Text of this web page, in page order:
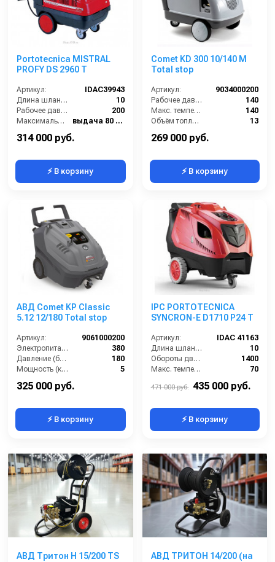
Portotecnica MISTRAL
PROFY DS 2960 T
Артикул:
IDAC39943
Длина шланга ВД (м):
10
Рабочее давление (бар):
200
Максимальная температура воды (°C):
выдача 80 / паровая ступень 140
314 000 руб.
⚡ В корзину
Comet KD 300 10/140 M
Total stop
Артикул:
9034000200
Рабочее давление (бар):
140
Макс. температура горячей воды (°C):
140
Объём топливного бака (л):
13
269 000 руб.
⚡ В корзину
АВД Comet KP Classic
5.12 12/180 Total stop
Артикул:
9061000200
Электропитание (В):
380
Давление (бар):
180
Мощность (кВт):
5
325 000 руб.
⚡ В корзину
IPC PORTOTECNICA
SYNCRON-E D1710 P24 T
Артикул:
IDAC 41163
Длина шланга (м):
10
Обороты двигателя (об/мин):
1400
Макс. температура воды на выходе (°C):
70
28.4
471 000 руб. 435 000 руб.
⚡ В корзину
АВД Тритон Н 15/200 TS
АВД ТРИТОН 14/200 (на